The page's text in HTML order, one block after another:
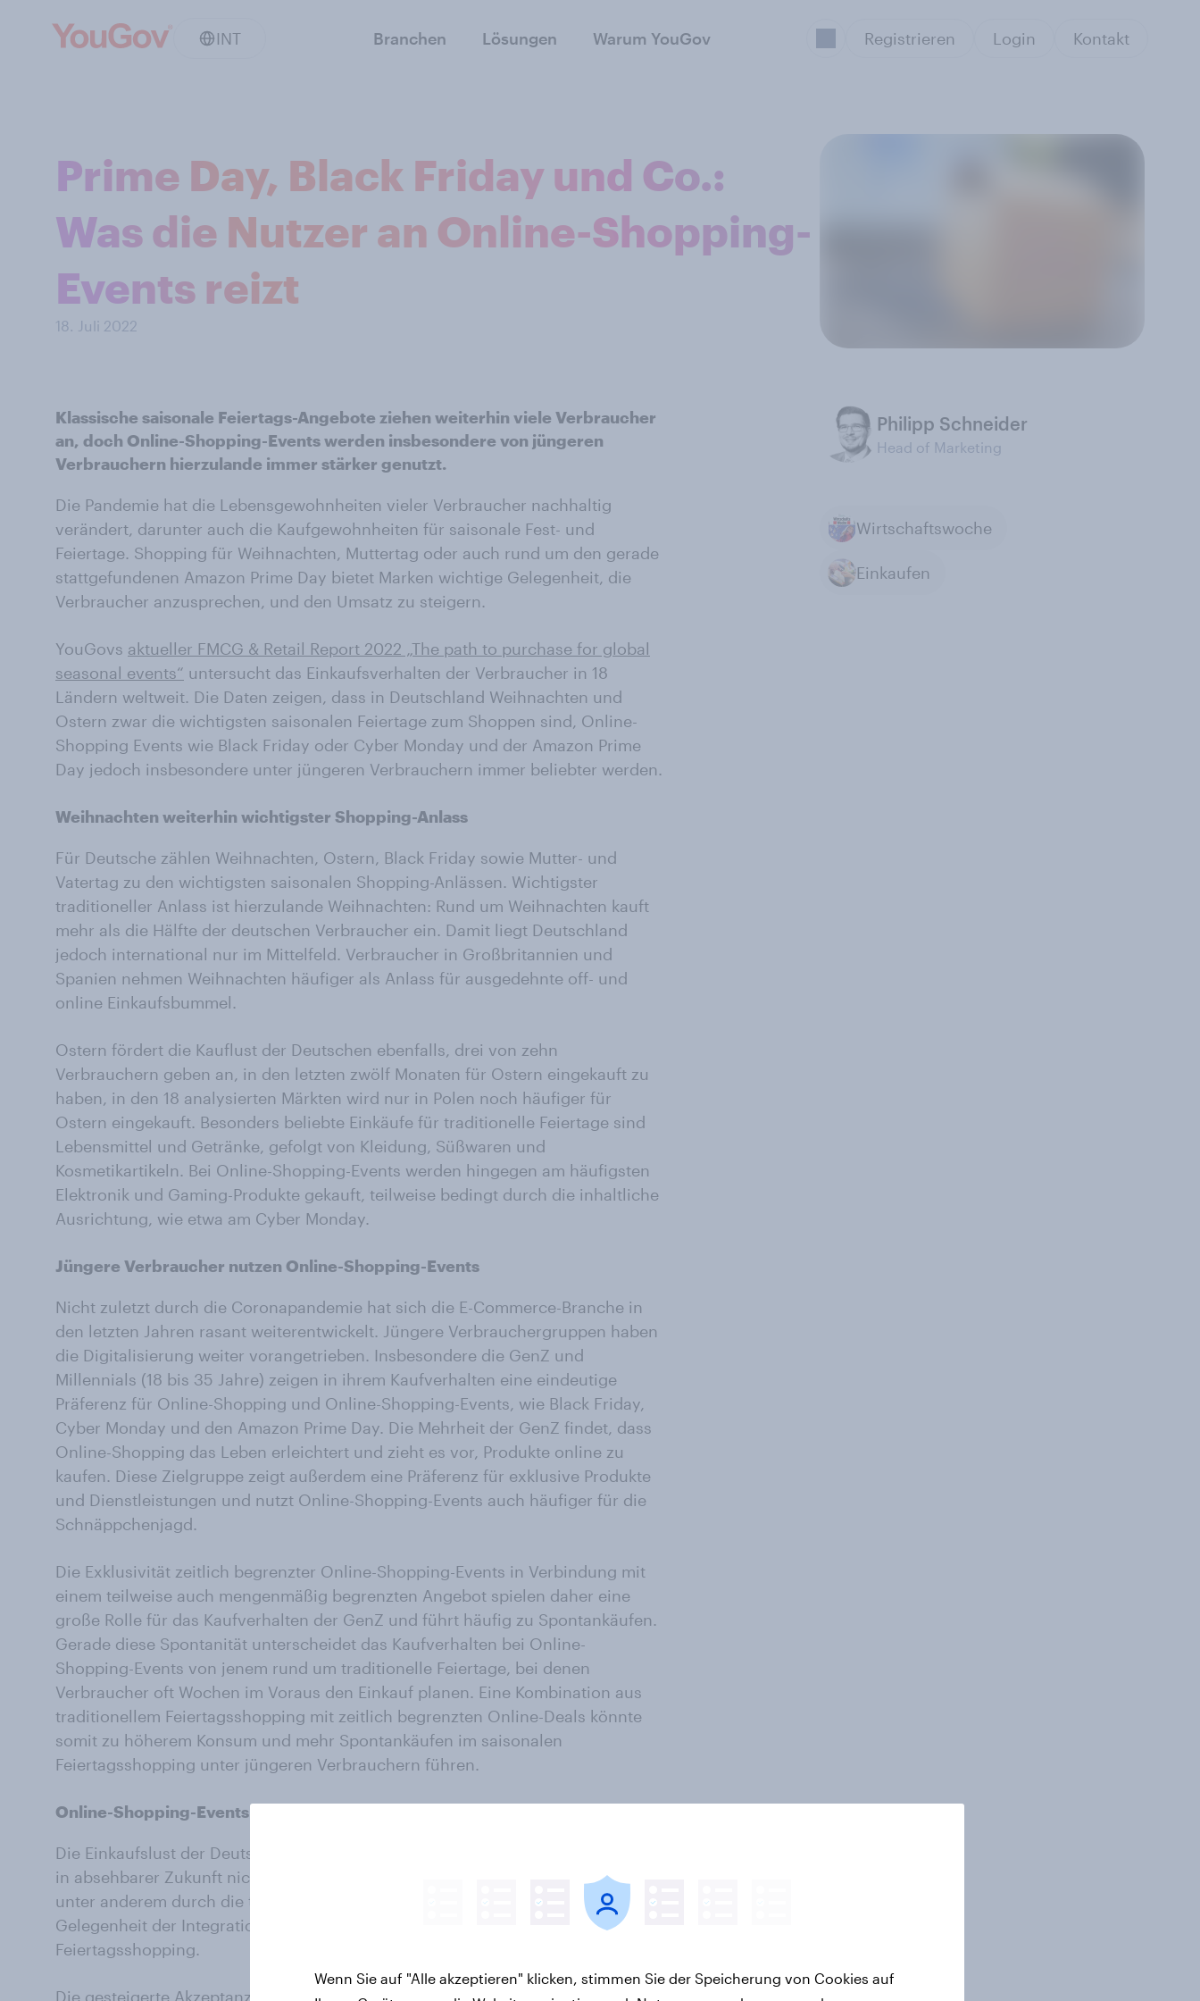
INT Branchen Lösungen Warum YouGov Registrieren Login Kontakt
Prime Day, Black Friday und Co.:
Was die Nutzer an Online-Shopping-
Events reizt
18. Juli 2022
Klassische saisonale Feiertags-Angebote ziehen weiterhin viele Verbraucher
an, doch Online-Shopping-Events werden insbesondere von jüngeren
Verbrauchern hierzulande immer stärker genutzt.
Die Pandemie hat die Lebensgewohnheiten vieler Verbraucher nachhaltig
verändert, darunter auch die Kaufgewohnheiten für saisonale Fest- und
Feiertage. Shopping für Weihnachten, Muttertag oder auch rund um den gerade
stattgefundenen Amazon Prime Day bietet Marken wichtige Gelegenheit, die
Verbraucher anzusprechen, und den Umsatz zu steigern.
YouGovs aktueller FMCG & Retail Report 2022 „The path to purchase for global
seasonal events“ untersucht das Einkaufsverhalten der Verbraucher in 18
Ländern weltweit. Die Daten zeigen, dass in Deutschland Weihnachten und
Ostern zwar die wichtigsten saisonalen Feiertage zum Shoppen sind, Online-
Shopping Events wie Black Friday oder Cyber Monday und der Amazon Prime
Day jedoch insbesondere unter jüngeren Verbrauchern immer beliebter werden.
Weihnachten weiterhin wichtigster Shopping-Anlass
Für Deutsche zählen Weihnachten, Ostern, Black Friday sowie Mutter- und
Vatertag zu den wichtigsten saisonalen Shopping-Anlässen. Wichtigster
traditioneller Anlass ist hierzulande Weihnachten: Rund um Weihnachten kauft
mehr als die Hälfte der deutschen Verbraucher ein. Damit liegt Deutschland
jedoch international nur im Mittelfeld. Verbraucher in Großbritannien und
Spanien nehmen Weihnachten häufiger als Anlass für ausgedehnte off- und
online Einkaufsbummel.
Ostern fördert die Kauflust der Deutschen ebenfalls, drei von zehn
Verbrauchern geben an, in den letzten zwölf Monaten für Ostern eingekauft zu
haben, in den 18 analysierten Märkten wird nur in Polen noch häufiger für
Ostern eingekauft. Besonders beliebte Einkäufe für traditionelle Feiertage sind
Lebensmittel und Getränke, gefolgt von Kleidung, Süßwaren und
Kosmetikartikeln. Bei Online-Shopping-Events werden hingegen am häufigsten
Elektronik und Gaming-Produkte gekauft, teilweise bedingt durch die inhaltliche
Ausrichtung, wie etwa am Cyber Monday.
Jüngere Verbraucher nutzen Online-Shopping-Events
Nicht zuletzt durch die Coronapandemie hat sich die E-Commerce-Branche in
den letzten Jahren rasant weiterentwickelt. Jüngere Verbrauchergruppen haben
die Digitalisierung weiter vorangetrieben. Insbesondere die GenZ und
Millennials (18 bis 35 Jahre) zeigen in ihrem Kaufverhalten eine eindeutige
Präferenz für Online-Shopping und Online-Shopping-Events, wie Black Friday,
Cyber Monday und den Amazon Prime Day. Die Mehrheit der GenZ findet, dass
Online-Shopping das Leben erleichtert und zieht es vor, Produkte online zu
kaufen. Diese Zielgruppe zeigt außerdem eine Präferenz für exklusive Produkte
und Dienstleistungen und nutzt Online-Shopping-Events auch häufiger für die
Schnäppchenjagd.
Die Exklusivität zeitlich begrenzter Online-Shopping-Events in Verbindung mit
einem teilweise auch mengenmäßig begrenzten Angebot spielen daher eine
große Rolle für das Kaufverhalten der GenZ und führt häufig zu Spontankäufen.
Gerade diese Spontanität unterscheidet das Kaufverhalten bei Online-
Shopping-Events von jenem rund um traditionelle Feiertage, bei denen
Verbraucher oft Wochen im Voraus den Einkauf planen. Eine Kombination aus
traditionellem Feiertagsshopping mit zeitlich begrenzten Online-Deals könnte
somit zu höherem Konsum und mehr Spontankäufen im saisonalen
Feiertagsshopping unter jüngeren Verbrauchern führen.
Online-Shopping-Events als Blaupause
Die Einkaufslust der Deutschen anlässlich der traditionellen Feiertage wird zwar
in absehbarer Zukunft nicht abnehmen, doch die zunehmende Digitalisierung,
unter anderem durch die treibende Kraft der jüngeren Generationen, bietet
Gelegenheit der Integration von mehr Online-Shopping-Events in saisonales
Feiertagsshopping.
Die gesteigerte Akzeptanz und Nutzung von Shoppinganlässen auch abseits
Philipp Schneider
Head of Marketing
Wirtschaftswoche
Einkaufen
Wenn Sie auf "Alle akzeptieren" klicken, stimmen Sie der Speicherung von Cookies auf